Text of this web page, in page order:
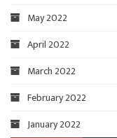
May 2022
April 2022
March 2022
February 2022
January 2022